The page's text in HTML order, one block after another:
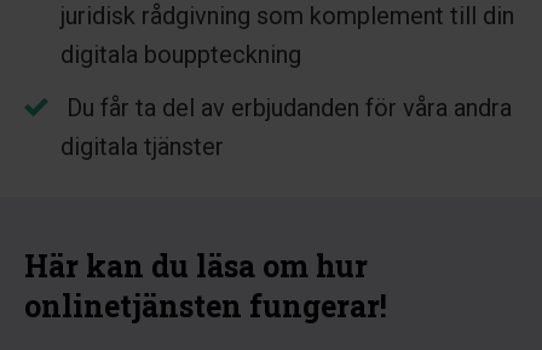
juridisk rådgivning som komplement till din
digitala bouppteckning
Du får ta del av erbjudanden för våra andra
digitala tjänster
Här kan du läsa om hur
onlinetjänsten fungerar!